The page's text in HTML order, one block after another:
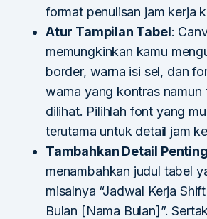
format penulisan jam kerja
Atur Tampilan Tabel:
memungkinkan kamu
border, warna isi sel, dan
warna yang kontras namun
dilihat. Pilihlah font yang
terutama untuk detail jam
Tambahkan Detail Penting
menambahkan judul tabel
misalnya “Jadwal Kerja
Bulan [Nama Bulan]”.